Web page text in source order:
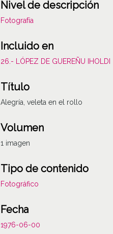
Nivel de descripción
Fotografía
Incluido en
26.- LÓPEZ DE GUEREÑU IHOLDI
Título
Alegría, veleta en el rollo
Volumen
1 imagen
Tipo de contenido
Fotográfico
Fecha
1976-06-00